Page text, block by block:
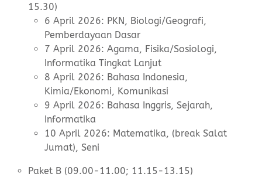
15.30)
6 April 2026: PKN, Biologi/Geografi,
Pemberdayaan Dasar
7 April 2026: Agama, Fisika/Sosiologi,
Informatika Tingkat Lanjut
8 April 2026: Bahasa Indonesia,
Kimia/Ekonomi, Komunikasi
9 April 2026: Bahasa Inggris, Sejarah,
Informatika
10 April 2026: Matematika, (break Salat
Jumat), Seni
Paket B (09.00-11.00; 11.15-13.15)